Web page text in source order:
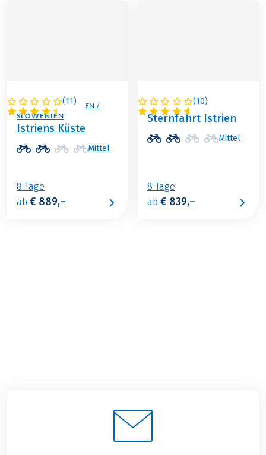
(11)
ITALIEN / KROATIEN /
SLOWENIEN
Istriens Küste
Mittel
8 Tage
ab € 889,–
(10)
KROATIEN
Sternfahrt Istrien
Mittel
8 Tage
ab € 839,–